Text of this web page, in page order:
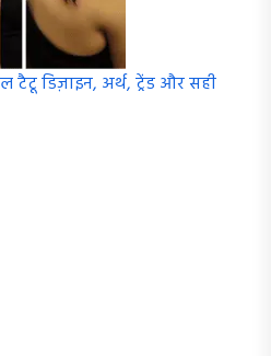
डिज़ाइन, अर्थ, ट्रेंड और सही